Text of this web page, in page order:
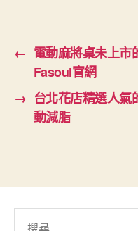
← 電動麻將桌未上
Fasoul官網
→ 台北花店精選人氣
動減脂